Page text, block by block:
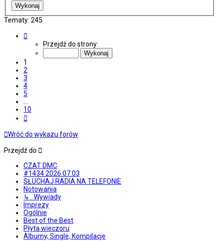
Tematy: 245
Przejdź do strony:
1
2
3
4
5
10
Wróć do wykazu forów
Przejdź do
CZAT DMC
#1434 2026.07.03
SŁUCHAJ RADIA NA TELEFONIE
Notowania
↳ Wywiady
Imprezy
Ogólnie
Best of the Best
Płyta wieczoru
Albumy, Single, Kompilacje